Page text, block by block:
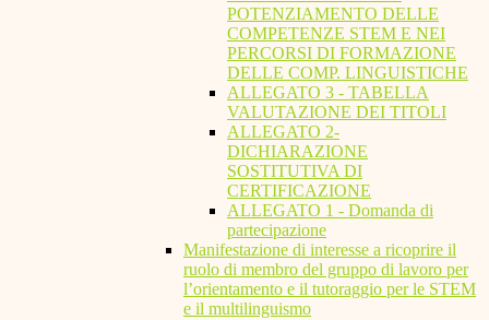
POTENZIAMENTO DELLE
COMPETENZE STEM E NEI
PERCORSI DI FORMAZIONE
DELLE COMP. LINGUISTICHE
ALLEGATO 3 - TABELLA
VALUTAZIONE DEI TITOLI
ALLEGATO 2-
DICHIARAZIONE
SOSTITUTIVA DI
CERTIFICAZIONE
ALLEGATO 1 - Domanda di
partecipazione
Manifestazione di interesse a ricoprire il
ruolo di membro del gruppo di lavoro per
l’orientamento e il tutoraggio per le STEM
e il multilinguismo